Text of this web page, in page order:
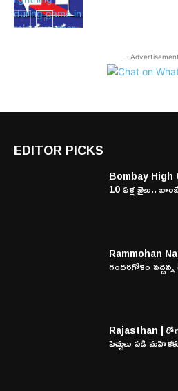
-
EDITOR PICKS
Bombay
10 ఏళ్ల జైలు..
Rammohan
గందరగోళం వద్దన్న
Rajasthan |
పెచ్చులు పడి